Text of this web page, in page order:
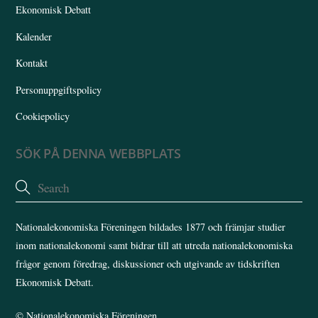
Ekonomisk Debatt
Kalender
Kontakt
Personuppgiftspolicy
Cookiepolicy
SÖK PÅ DENNA WEBBPLATS
Nationalekonomiska Föreningen bildades 1877 och främjar studier
inom nationalekonomi samt bidrar till att utreda nationalekonomiska
frågor genom föredrag, diskussioner och utgivande av tidskriften
Ekonomisk Debatt.